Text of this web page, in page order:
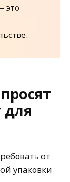
это
для
от
упаковки